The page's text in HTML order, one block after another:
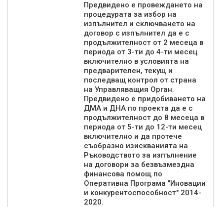
Предвидено е провеждането на
процедурата за избор на
изпълнител и сключването на
договор с изпълнител да е с
продължителност от 2 месеца в
периода от 3-ти до 4-ти месец
включително в условията на
предварителен, текущ и
последващ контрол от страна
на Управляващия Орган.
Предвидено е придобиването на
ДМА и ДНА по проекта да е с
продължителност до 8 месеца в
периода от 5-ти до 12-ти месец
включително и да протече
съобразно изискванията на
Ръководството за изпълнение
на договори за безвъзмездна
финансова помощ по
Оперативна Програма "Иновации
и конкурентоспособност" 2014-
2020.